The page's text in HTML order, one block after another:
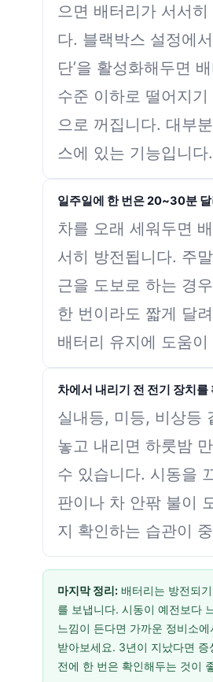
으면 배터리가 서서히
다. 블랙박스 설정에
단’을 활성화해두면
수준 이하로 떨어지
으로 꺼집니다. 대부
스에 있는 기능입니다.
일주일에 한 번은 20~30분
차를 오래 세워두면
서히 방전됩니다. 주
근을 도보로 하는 경
한 번이라도 짧게 달
배터리 유지에 도움이
차에서 내리기 전 전기 장치를
실내등, 미등, 비상등
놓고 내리면 하룻밤
수 있습니다. 시동을
판이나 차 안팎 불이
지 확인하는 습관이
마지막 정리: 배터리는 방전되
를 보냅니다. 시동이 예전보다
느낌이 든다면 가까운 정비소
받아보세요. 3년이 지났다면 증
전에 한 번은 확인해두는 것이